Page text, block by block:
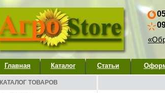
Главная Каталог Статьи
КАТАЛОГ ТОВАРОВ